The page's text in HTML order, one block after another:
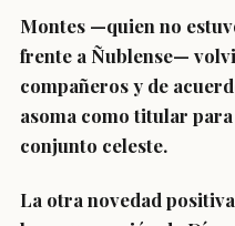
Montes —quien no
frente a Ñublense—
compañeros y de
asoma como titular
conjunto celeste.
La otra novedad